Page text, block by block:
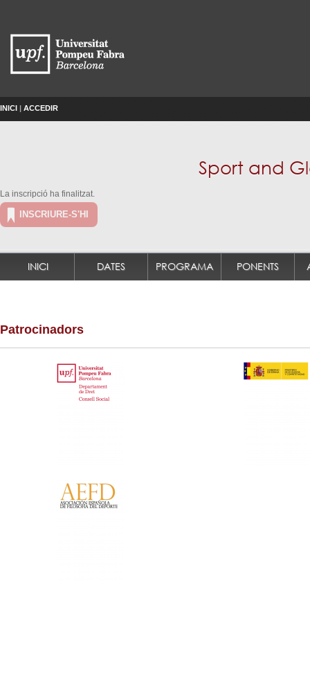
INICI | ACCEDIR
Sport and
La inscripció ha finalitzat.
INSCRIURE-S'HI
INICI DATES PROGRAMA PONENTS
Patrocinadors